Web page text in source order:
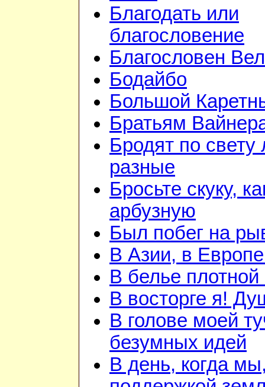
Благодать или
благословение
Благословен
Бодайбо
Большой
Братьям
Бродят по свету
разные
Бросьте скуку,
арбузную
Был побег на
В Азии, в
В белье плотной
В восторге я!
В голове моей
безумных идей
В день, когда